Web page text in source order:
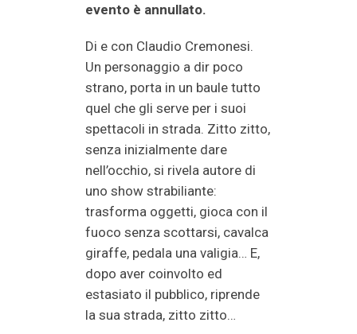
evento è annullato.
Di e con Claudio Cremonesi.
Un personaggio a dir poco
strano, porta in un baule tutto
quel che gli serve per i suoi
spettacoli in strada. Zitto zitto,
senza inizialmente dare
nell’occhio, si rivela autore di
uno show strabiliante:
trasforma oggetti, gioca con il
fuoco senza scottarsi, cavalca
giraffe, pedala una valigia… E,
dopo aver coinvolto ed
estasiato il pubblico, riprende
la sua strada, zitto zitto…